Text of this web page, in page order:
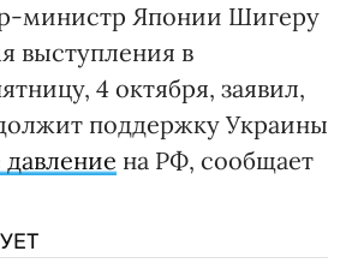
министр Японии Шигеру
выступления в
4 октября, заявил,
поддержку Украины
на РФ, сообщает